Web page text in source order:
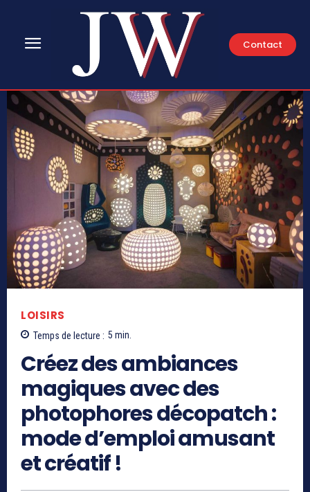
Contact
LOISIRS
Temps de lecture : 5 min.
Créez des ambiances
magiques avec des
photophores décopatch :
mode d’emploi amusant
et créatif !